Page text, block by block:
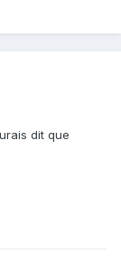
dit que